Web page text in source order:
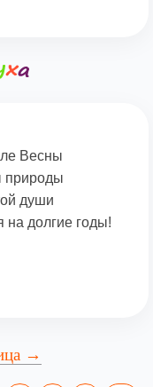
Весны
природы
души
на долгие годы!
→